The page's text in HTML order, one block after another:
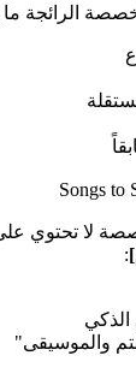
الرائجة ما
Songs to
لا تحتوي
:
الذكي
والموسيقى"